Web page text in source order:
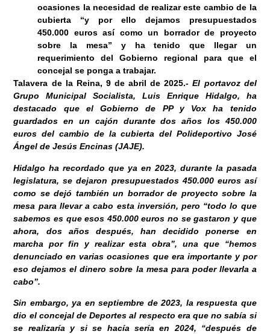
ocasiones la necesidad de realizar este cambio de la
cubierta “y por ello dejamos presupuestados
450.000 euros así como un borrador de proyecto
sobre la mesa” y ha tenido que llegar un
requerimiento del Gobierno regional para que el
concejal se ponga a trabajar.
Talavera de la Reina, 9 de abril de 2025.-El portavoz del
Grupo Municipal Socialista, Luis Enrique Hidalgo, ha
destacado que el Gobierno de PP y Vox ha tenido
guardados en un cajón durante dos años los 450.000
euros del cambio de la cubierta del Polideportivo José
Ángel de Jesús Encinas (JAJE).
Hidalgo ha recordado que ya en 2023, durante la pasada
legislatura, se dejaron presupuestados 450.000 euros así
como se dejó también un borrador de proyecto sobre la
mesa para llevar a cabo esta inversión, pero “todo lo que
sabemos es que esos 450.000 euros no se gastaron y que
ahora, dos años después, han decidido ponerse en
marcha por fin y realizar esta obra”, una que “hemos
denunciado en varias ocasiones que era importante y por
eso dejamos el dinero sobre la mesa para poder llevarla a
cabo”.
Sin embargo, ya en septiembre de 2023, la respuesta que
dio el concejal de Deportes al respecto era que no sabía si
se realizaría y si se hacía sería en 2024, “después de